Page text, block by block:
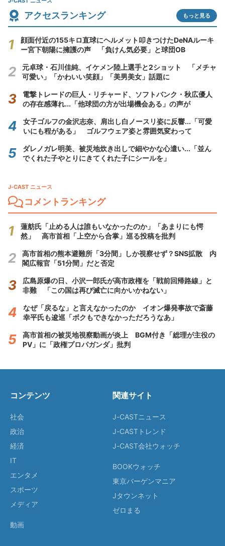
アクセスランキング もっと見る
顔面付近の155キロ直球にヘルメット叩きつけたDeNAルーキ
ー宮下朝陽に擁護の声 「負けん気必要」と球団OB
元卓球・石川佳純、イケメン陸上選手と2ショット 「メチャ
可愛い」「かわいい笑顔」「美男美女」話題に
電撃トレードの巨人・リチャード、ソフトバンク・秋広優人
の存在感薄れ...「他球団の方が出場機会ある」の声が
女子ゴルフの金沢志奈、肩出し白ノースリ姿に反響...「可愛
いにも程がある」 ゴルフウェア姿と雰囲気変わって
ダレノガレ明美、被災地炊き出しで細やかな心遣い...「並ん
でくれた子やとりにきてくれた子にシールを」
J-CAST ニュース
コメントランキング
蓮舫氏「止める人は誰もいなかったのか」「あまりにも愕
然」 高市首相「上空から合掌」巡る投稿を批判
高市首相の熊本避難所「3分間」しか視察せず？SNS拡散 内
閣広報官「51分間」だと否定
広島原爆の日、小沢一郎氏が高市政権を「戦前回帰路線」と
非難 「この国は再び滅亡に向かいかねない」
なぜ「戻るな」と言えなかったのか イオン爆発事故で斎藤
幸平氏も逡巡「ボクもできなかっただろうなあ」
高市首相の被災地視察動画が炎上 BGM付き「総理が主役の
PV」に「政権プロパガンダ」批判
コンテンツ
社会
政治
経済
IT
エンタメ
スポーツ
メディア
動画
関連サイト
J-CASTニュース
J-CASTトレンド
J-CAST会社ウォッチ
BOOKウォッチ
東京バーゲンマニア
Jタウンネット
ゼロまる